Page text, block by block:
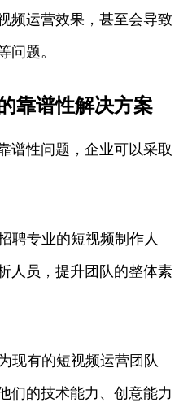
频运营效果，甚至会导致
问题。
靠谱性解决方案
谱性问题，企业可以采取
聘专业的短视频制作人
人员，提升团队的整体素
现有的短视频运营团队
们的技术能力、创意能力